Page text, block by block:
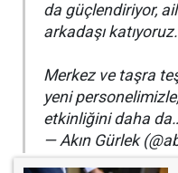
da güçlendiriyor,
arkadaşı katıyoruz.
Merkez ve taşra
yeni
etkinliğini daha
— Akın Gürlek